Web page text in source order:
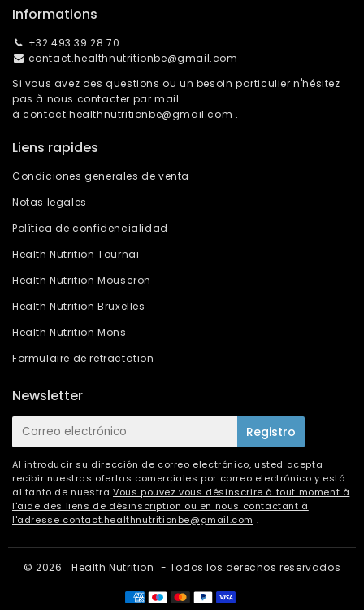
Informations
+32 493 39 28 70
contact.healthnutritionbe@gmail.com
Si vous avez des questions ou un besoin particulier n'hésitez
pas à nous contacter par mail
àcontact.healthnutritionbe@gmail.com .
Liens rapides
Condiciones generales de venta
Notas legales
Política de confidencialidad
Health Nutrition Tournai
Health Nutrition Mouscron
Health Nutrition Bruxelles
Health Nutrition Mons
Formulaire de retractation
Newsletter
mail
Registro
Al introducir su dirección de correo electrónico, usted acepta
recibir nuestras ofertas comerciales por correo electrónico y está
al tanto de nuestra Vous pouvez vous désinscrire à tout moment à
l'aide des liens de désinscription ou en nous contactant à
l'adresse contact.healthnutritionbe@gmail.com .
© 2026 Health Nutrition - Todos los derechos reservados